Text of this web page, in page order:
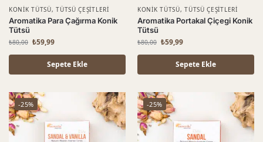
KONIK TÜTSÜ,TÜTSÜ ÇEŞITLERI
Aromatika Para Çağırma Konik
Tütsü
₺80,00 ₺59,99
Sepete Ekle
KONIK TÜTSÜ,TÜTSÜ ÇEŞITLERI
Aromatika Portakal Çiçegi Konik
Tütsü
₺80,00 ₺59,99
Sepete Ekle
-25% -25%